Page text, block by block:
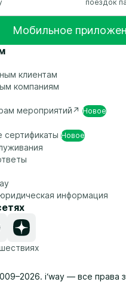
поездок
Мобильное
клиентам
компаниям
мероприятий↗ Новое
сертификаты Новое
информация
i‘way — все права